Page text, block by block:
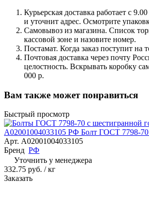
Курьерская доставка работает с
и уточнит адрес. Осмотрите
Самовывоз из магазина. Список
кассовой зоне и назовите номер.
Постамат. Когда заказ поступит
Почтовая доставка через почту
целостность. Вскрывать коробку
000 р.
Вам также может понравиться
Быстрый просмотр
A02001004033105 РФ Болт ГОСТ 7798-70
Арт. A02001004033105
Бренд РФ
Уточнить у менеджера
332.75 руб. / кг
Заказать